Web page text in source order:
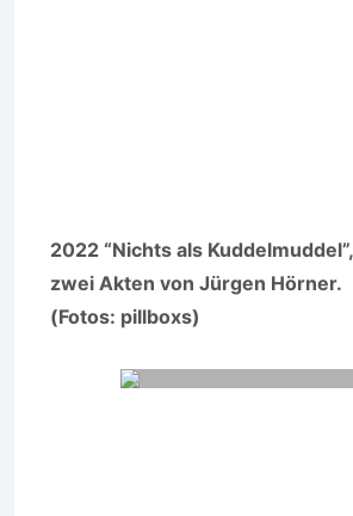
2022 “Nichts als
zwei Akten von Jürgen Hörner.
(Fotos: pillboxs)